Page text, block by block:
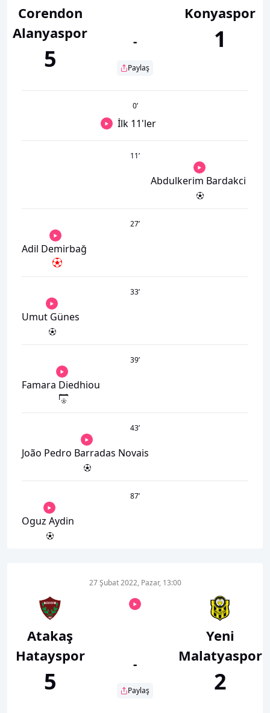
Corendon
Alanyaspor
5
-
Paylaş
Konyaspor
1
0’
İlk 11'ler
11’
Abdulkerim Bardakci
27’
Adil Demirbağ
33’
Umut Günes
39’
Famara Diedhiou
43’
João Pedro Barradas Novais
87’
Oguz Aydin
Atakaş
Hatayspor
5
27 Şubat 2022, Pazar, 13:00
-
Paylaş
Yeni
Malatyaspor
2